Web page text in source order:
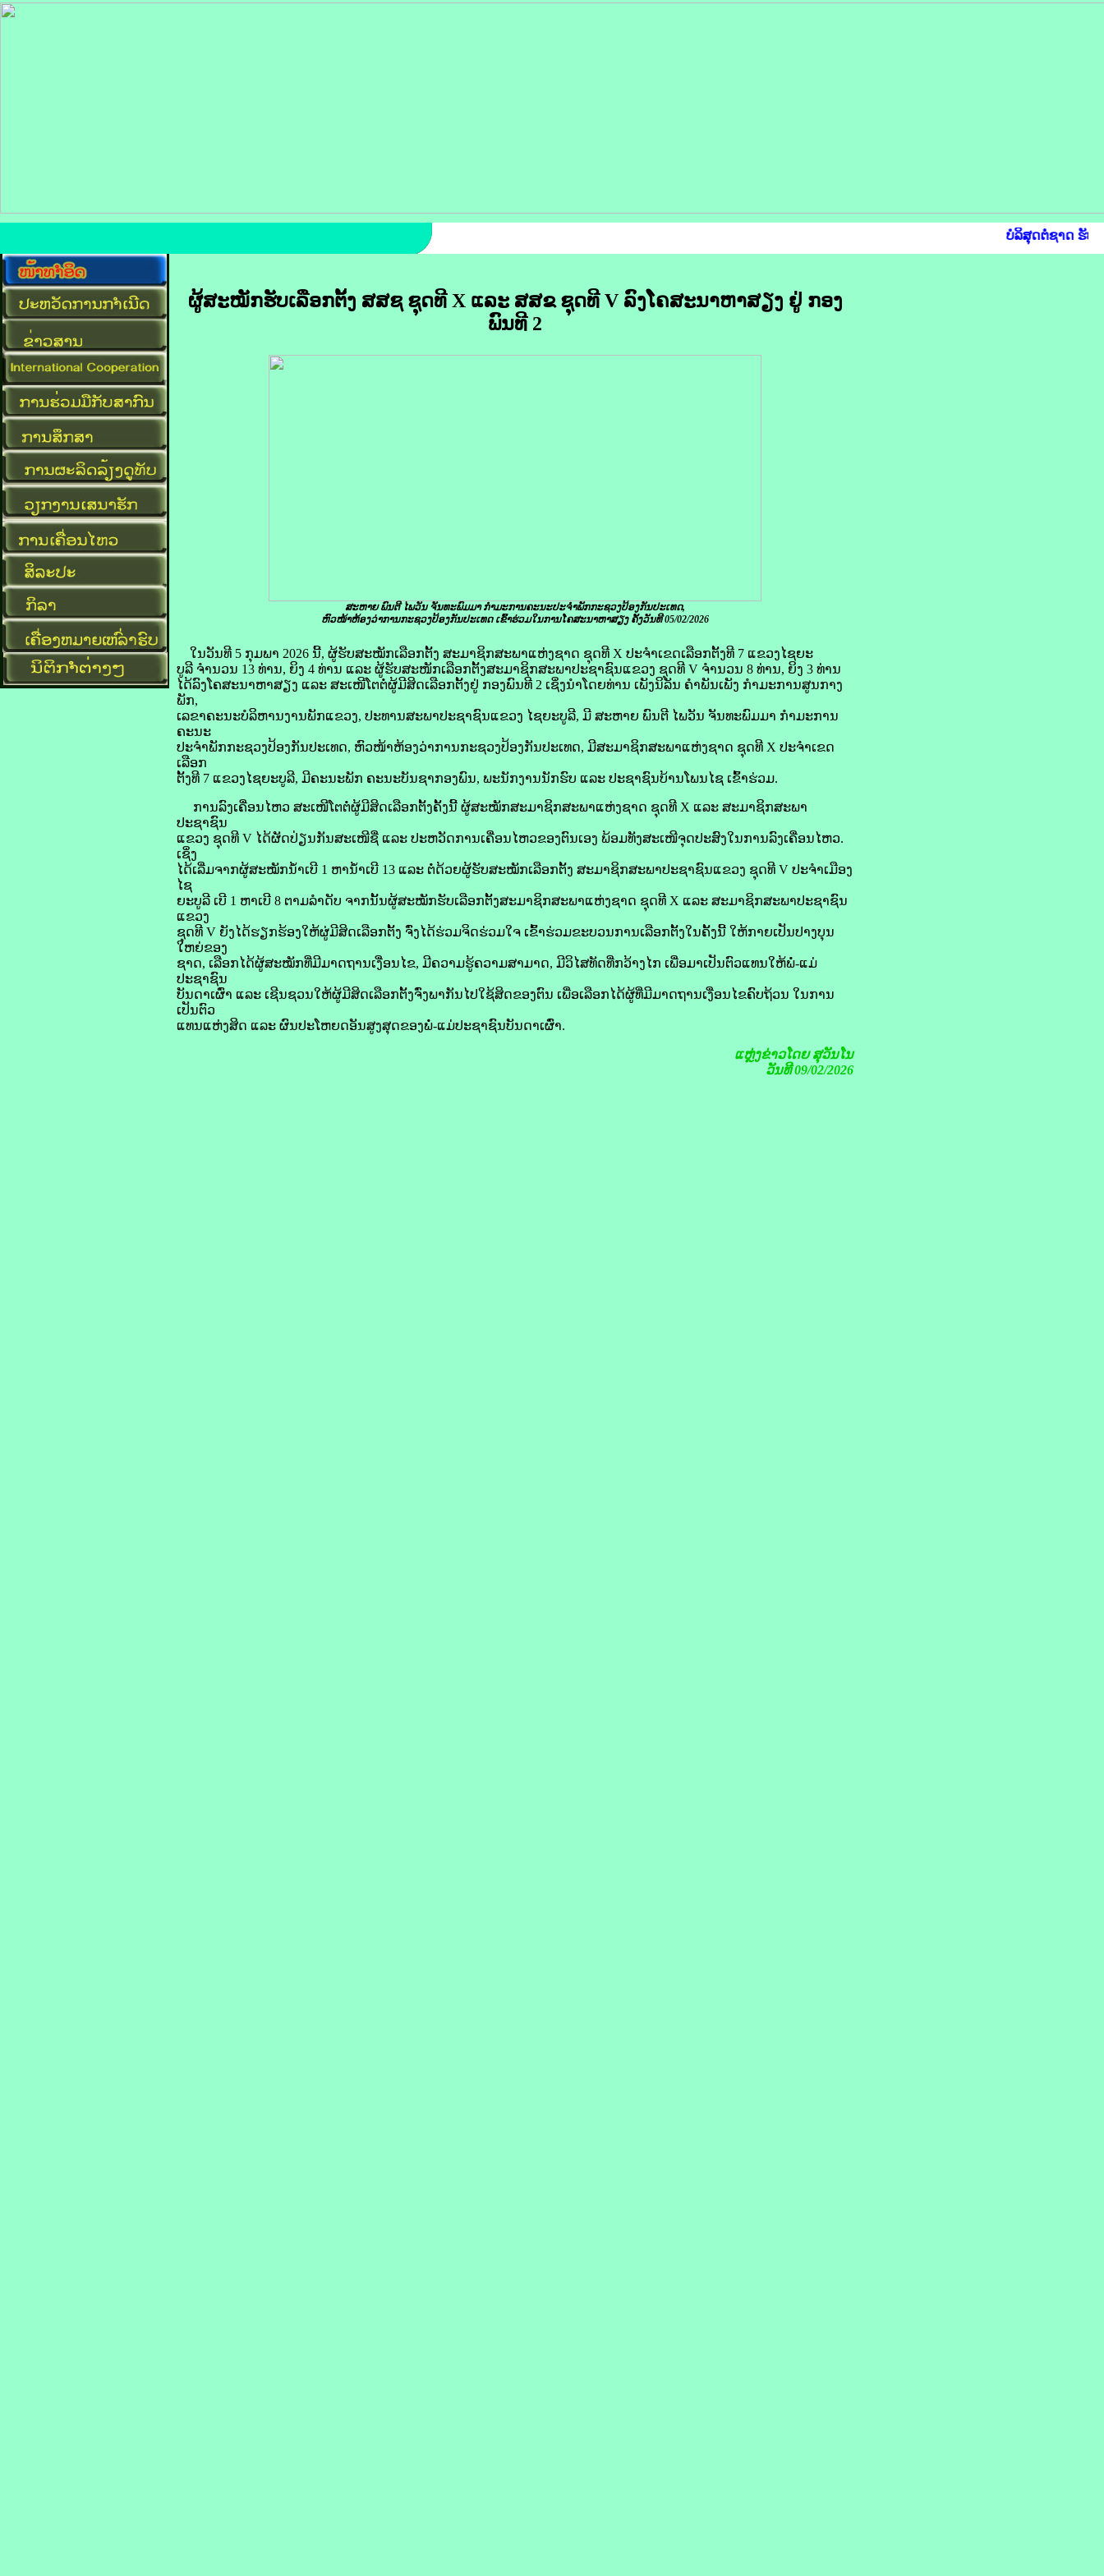
ບໍລິສຸດຕໍ່ຊາດ ຮັບໃ
ຜູ້ສະໝັກຮັບເລືອກຕັ້ງ ສສຊ ຊຸດທີ X ແລະ ສສຂ ຊຸດທີ V ລົງໂຄສະນາຫາສຽງ ຢູ່ ກອງ
ພົນທີ 2
ສະຫາຍ ພົນຕີ ໄພວັນ ຈັນທະພົມມາ ກຳມະການຄະນະປະຈໍາພັກກະຊວງປ້ອງກັນປະເທດ,
ຫົວໜ້າຫ້ອງວ່າການກະຊວງປ້ອງກັນປະເທດ ເຂົ້າຮ່ວມໃນການໂຄສະນາຫາສຽງ ຄັ້ງວັນທີ 05/02/2026
ໃນວັນທີ 5 ກຸມພາ 2026 ນີ້, ຜູ້ຮັບສະໝັກເລືອກຕັ້ງ ສະມາຊິກສະພາແຫ່ງຊາດ ຊຸດທີ X ປະຈຳເຂດເລືອກຕັ້ງທີ 7 ແຂວງໄຊຍະ
ບູລີ ຈໍານວນ 13 ທ່ານ, ຍິງ 4 ທ່ານ ແລະ ຜູ້ຮັບສະໜັກເລືອກຕັ້ງສະມາຊິກສະພາປະຊາຊົນແຂວງ ຊຸດທີ V ຈຳນວນ 8 ທ່ານ, ຍິງ 3 ທ່ານ
ໄດ້ລົງໂຄສະນາຫາສຽງ ແລະ ສະເໜີໂຕຕໍ່ຜູ້ມີສິດເລືອກຕັ້ງຢູ່ ກອງພົນທີ 2 ເຊິ່ງນໍາໂດຍທ່ານ ເພັງນິລັນ ຄຳພັນເພັງ ກຳມະການສູນກາງ
ພັກ,
ເລຂາຄະນະບໍລິຫານງານພັກແຂວງ, ປະທານສະພາປະຊາຊົນແຂວງ ໄຊຍະບູລີ, ມີ ສະຫາຍ ພົນຕີ ໄພວັນ ຈັນທະພົມມາ ກຳມະການ
ຄະນະ
ປະຈໍາພັກກະຊວງປ້ອງກັນປະເທດ, ຫົວໜ້າຫ້ອງວ່າການກະຊວງປ້ອງກັນປະເທດ, ມີສະມາຊິກສະພາແຫ່ງຊາດ ຊຸດທີ X ປະຈຳເຂດ
ເລືອກ
ຕັ້ງທີ 7 ແຂວງໄຊຍະບູລີ, ມີຄະນະພັກ ຄະນະບັນຊາກອງພົນ, ພະນັກງານນັກຮົບ ແລະ ປະຊາຊົນບ້ານໂພນໄຊ ເຂົ້າຮ່ວມ.
ການລົງເຄື່ອນໄຫວ ສະເໜີໂຕຕໍ່ຜູ້ມີສິດເລືອກຕັ້ງຄັ້ງນີ້ ຜູ້ສະໝັກສະມາຊິກສະພາແຫ່ງຊາດ ຊຸດທີ X ແລະ ສະມາຊິກສະພາ
ປະຊາຊົນ
ແຂວງ ຊຸດທີ V ໄດ້ຜັດປ່ຽນກັນສະເໜີຊື່ ແລະ ປະຫວັດການເຄື່ອນໄຫວຂອງຕົນເອງ ພ້ອມທັງສະເໜີຈຸດປະສົງໃນການລົງເຄື່ອນໄຫວ.
ເຊິ່ງ
ໄດ້ເລີ່ມຈາກຜູ້ສະໝັກນໍ້າເບີ 1 ຫານໍ້າເບີ 13 ແລະ ຕໍ່ດ້ວຍຜູ້ຮັບສະໝັກເລືອກຕັ້ງ ສະມາຊິກສະພາປະຊາຊົນແຂວງ ຊຸດທີ V ປະຈໍາເມືອງ
ໄຊ
ຍະບູລີ ເບີ 1 ຫາເບີ 8 ຕາມລໍາດັບ ຈາກນັ້ນຜູ້ສະໝັກຮັບເລືອກຕັ້ງສະມາຊິກສະພາແຫ່ງຊາດ ຊຸດທີ X ແລະ ສະມາຊິກສະພາປະຊາຊົນ
ແຂວງ
ຊຸດທີ V ຍັງໄດ້ຮຽກຮ້ອງໃຫ້ຜູ່ມີສິດເລືອກຕັ້ງ ຈົ່ງໄດ້ຮ່ວມຈິດຮ່ວມໃຈ ເຂົ້າຮ່ວມຂະບວນການເລືອກຕັ້ງໃນຄັ້ງນີ້ ໃຫ້ກາຍເປັນປາງບຸນ
ໃຫຍ່ຂອງ
ຊາດ, ເລືອກໄດ້ຜູ້ສະໝັກທີ່ມີມາດຖານເງື່ອນໄຂ, ມີຄວາມຮູ້ຄວາມສາມາດ, ມີວິໄສທັດທີ່ກວ້າງໄກ ເພື່ອມາເປັນຕົວແທນໃຫ້ພໍ່-ແມ່
ປະຊາຊົນ
ບັນດາເຜົ່າ ແລະ ເຊີນຊວນໃຫ້ຜູ້ມີສິດເລືອກຕັ້ງຈົ່ງພາກັນໄປໃຊ້ສິດຂອງຕົນ ເພື່ອເລືອກໄດ້ຜູ້ທີ່ມີມາດຖານເງື່ອນໄຂຄົບຖ້ວນ ໃນການ
ເປັນຕົວ
ແທນແຫ່ງສິດ ແລະ ຜົນປະໂຫຍດອັນສູງສຸດຂອງພໍ່-ແມ່ປະຊາຊົນບັນດາເຜົ່າ.
ແຫຼ່ງຂ່າວໂດຍ ສຸວັນໂນ
ວັນທີ 09/02/2026